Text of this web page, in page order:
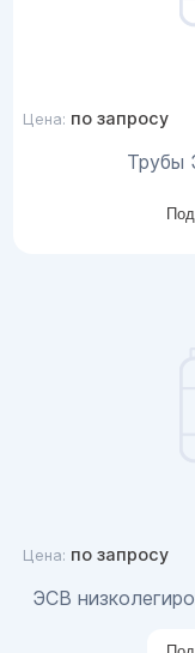
Цена: по запросу
Цена: по запросу
ЭСВ